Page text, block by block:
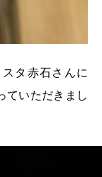
タ赤石さんに
ていただきまし